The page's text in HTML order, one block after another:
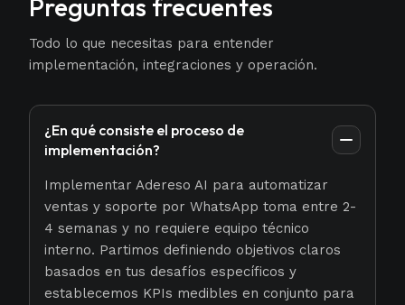
Preguntas frecuentes
Todo lo que necesitas para entender
implementación, integraciones y operación.
¿En qué consiste el proceso de
implementación?
Implementar Adereso AI para automatizar
ventas y soporte por WhatsApp toma entre 2-
4 semanas y no requiere equipo técnico
interno. Partimos definiendo objetivos claros
basados en tus desafíos específicos y
establecemos KPIs medibles en conjunto para